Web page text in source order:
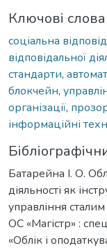
Ключові слова
соціальна
відповідальної
стандарти,
блокчейн,
організації,
інформаційні
Батарейна І. О.
діяльності як
управління
ОС «Магістр» :
«Облік і